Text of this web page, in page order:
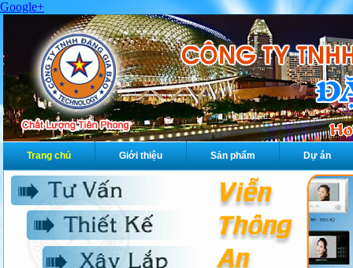
Google+
Trang chủ Giới thiệu Sản phẩm Dự án